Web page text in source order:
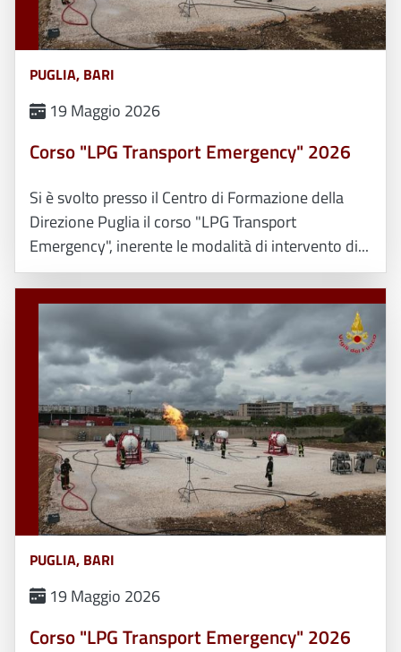
PUGLIA, BARI
19 Maggio 2026
Corso "LPG Transport Emergency" 2026
Si è svolto presso il Centro di Formazione della
Direzione Puglia il corso "LPG Transport
Emergency", inerente le modalità di intervento di...
PUGLIA, BARI
19 Maggio 2026
Corso "LPG Transport Emergency" 2026